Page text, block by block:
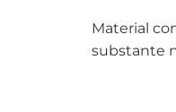
Material
substante